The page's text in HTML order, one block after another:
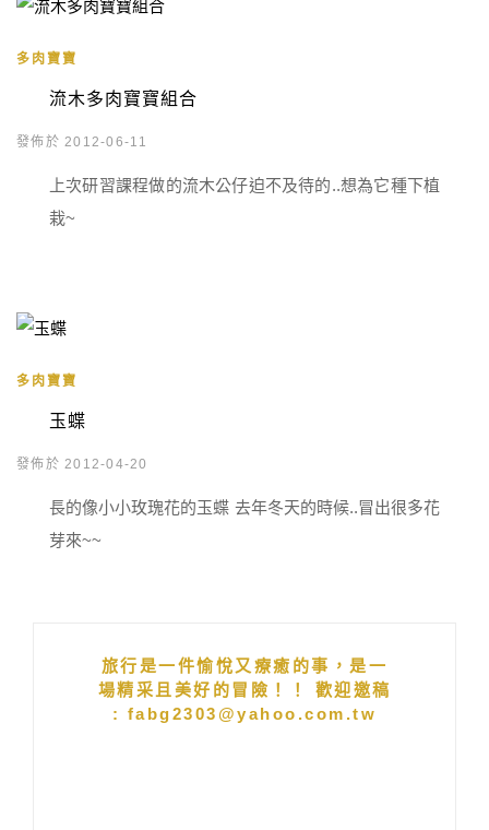
多肉寶寶
流木多肉寶寶組合
發佈於 2012-06-11
上次研習課程做的流木公仔迫不及待的..想為它種下植
栽~
多肉寶寶
玉蝶
發佈於 2012-04-20
長的像小小玫瑰花的玉蝶 去年冬天的時候..冒出很多花
芽來~~
旅行是一件愉悅又療癒的事，是一
場精采且美好的冒險！！ 歡迎邀稿
: fabg2303@yahoo.com.tw